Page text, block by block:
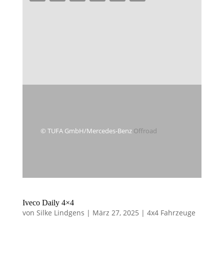
© TUFA GmbH/Mercedes-Benz Offroad
Iveco Daily 4×4
von Silke Lindgens | März 27, 2025 | 4x4 Fahrzeuge